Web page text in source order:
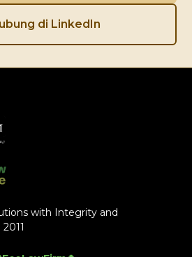
di LinkedIn
with Integrity and